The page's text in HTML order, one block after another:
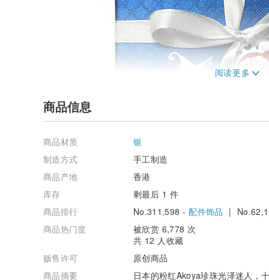
珍珠尺寸：6.5-7mm
珍珠型状：正圆
商品信息
商品材质
银
制造方式
手工制造
商品产地
香港
库存
剩最后 1 件
商品排行
No.311,598 -配件饰品 |
商品热门度
被欣赏 6,778 次
共 12 人收藏
贩售许可
原创商品
商品摘要
日本的粉红Akoya珍珠光泽迷人，